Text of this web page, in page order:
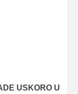
USKORO U